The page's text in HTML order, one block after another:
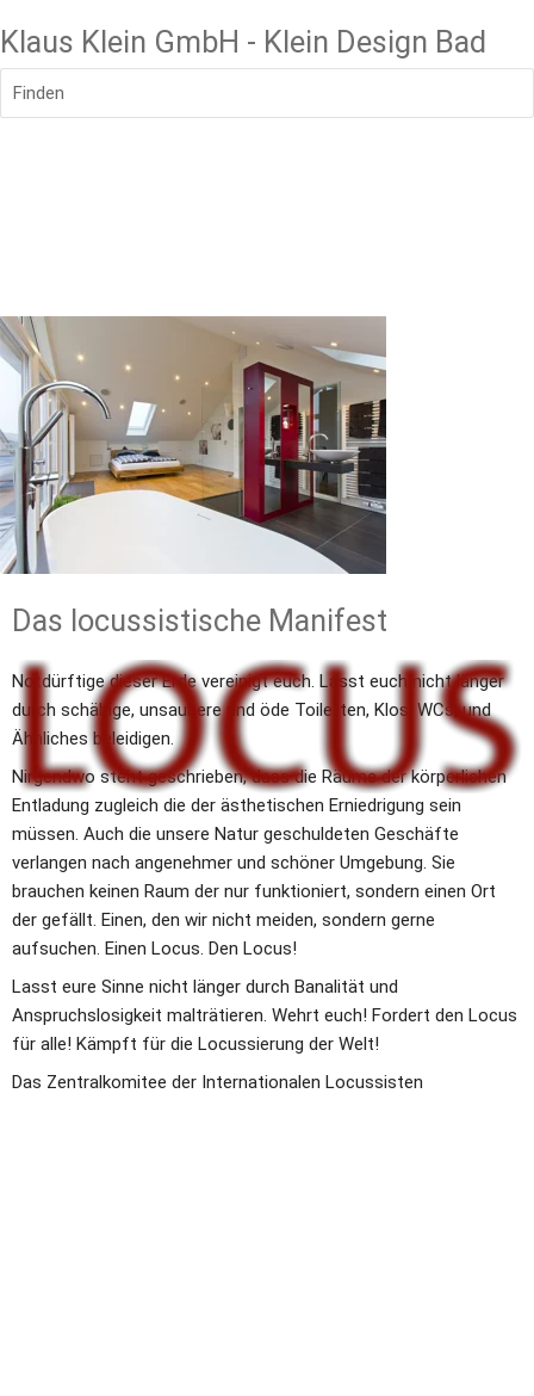
Klaus Klein GmbH - Klein Design Bad
Finden
Das locussistische Manifest
Notdürftige dieser Erde vereinigt euch. Lasst euch nicht länger
durch schäbige, unsaubere und öde Toiletten, Klos, WCs, und
Ähnliches beleidigen.
Nirgendwo steht geschrieben, dass die Räume der körperlichen
Entladung zugleich die der ästhetischen Erniedrigung sein
müssen. Auch die unsere Natur geschuldeten Geschäfte
verlangen nach angenehmer und schöner Umgebung. Sie
brauchen keinen Raum der nur funktioniert, sondern einen Ort
der gefällt. Einen, den wir nicht meiden, sondern gerne
aufsuchen. Einen Locus. Den Locus!
Lasst eure Sinne nicht länger durch Banalität und
Anspruchslosigkeit malträtieren. Wehrt euch! Fordert den Locus
für alle! Kämpft für die Locussierung der Welt!
Das Zentralkomitee der Internationalen Locussisten